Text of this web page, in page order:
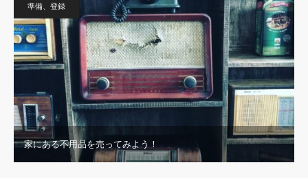
準備、登録
家にある不用品を売ってみよう！